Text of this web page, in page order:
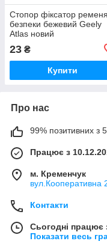
Стопор фіксатор ременя
безпеки бежевий Geely
Atlas новий
23 ₴
Купити
Про нас
99% позитивних з
Працює з
м. Кременчук
вул.Кооперативна
Контакти
Сьогодні працює
Показати весь